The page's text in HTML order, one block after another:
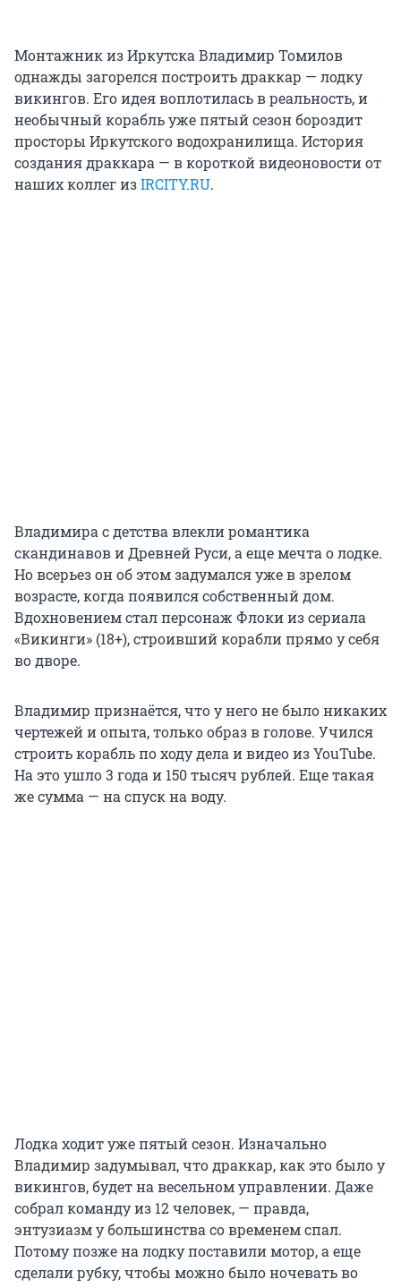
Монтажник из Иркутска Владимир Томилов
однажды загорелся построить драккар — лодку
викингов. Его идея воплотилась в реальность, и
необычный корабль уже пятый сезон бороздит
просторы Иркутского водохранилища. История
создания драккара — в короткой видеоновости от
наших коллег изIRCITY.RU.
Владимира с детства влекли романтика
скандинавов и Древней Руси, а еще мечта о лодке.
Но всерьез он об этом задумался уже в зрелом
возрасте, когда появился собственный дом.
Вдохновением стал персонаж Флоки из сериала
«Викинги» (18+), строивший корабли прямо у себя
во дворе.
Владимир признаётся, что у него не было никаких
чертежей и опыта, только образ в голове. Учился
строить корабль по ходу дела и видео из YouTube.
На это ушло 3 года и 150 тысяч рублей. Еще такая
же сумма — на спуск на воду.
Лодка ходит уже пятый сезон. Изначально
Владимир задумывал, что драккар, как это было у
викингов, будет на весельном управлении. Даже
собрал команду из 12 человек, — правда,
энтузиазм у большинства со временем спал.
Потому позже на лодку поставили мотор, а еще
сделали рубку, чтобы можно было ночевать во